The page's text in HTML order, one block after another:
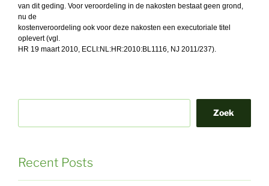
van dit geding. Voor veroordeling in de nakosten bestaat geen grond,
nu de
kostenveroordeling ook voor deze nakosten een executoriale titel
oplevert (vgl.
HR 19 maart 2010, ECLI:NL:HR:2010:BL1116, NJ 2011/237).
Zoek
Recent Posts